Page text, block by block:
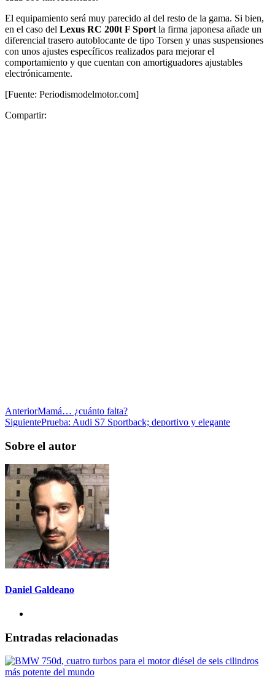
El equipamiento será muy parecido al del resto de la gama. Si bien,
en el caso del Lexus RC 200t F Sport la firma japonesa añade un
diferencial trasero autoblocante de tipo Torsen y unas suspensiones
con unos ajustes específicos realizados para mejorar el
comportamiento y que cuentan con amortiguadores ajustables
electrónicamente.
[Fuente: Periodismodelmotor.com]
Compartir:
AnteriorMamá… ¿cuánto falta?
SiguientePrueba: Audi S7 Sportback; deportivo y elegante
Sobre el autor
Daniel Galdeano
Entradas relacionadas